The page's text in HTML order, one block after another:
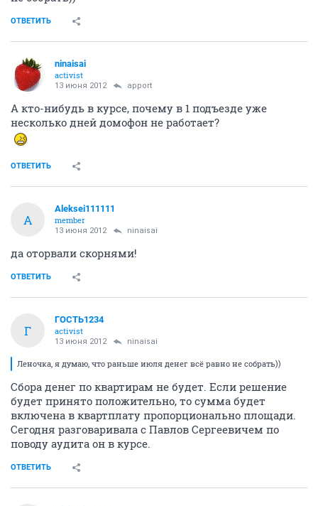
ОТВЕТИТЬ
ninaisai
activist
13 июня 2012 apport
А кто-нибудь в курсе, почему в 1 подъезде уже
несколько дней домофон не работает?
ОТВЕТИТЬ
A
Aleksei111111
member
13 июня 2012 ninaisai
да оторвали скорнями!
ОТВЕТИТЬ
Г
ГОСТЬ1234
activist
13 июня 2012 ninaisai
Леночка, я думаю, что раньше июля денег всё равно не собрать))
Сбора денег по квартирам не будет. Если решение
будет принято положительно, то сумма будет
включена в квартплату пропорционально площади.
Сегодня разговаривала с Павлов Сергеевичем по
поводу аудита он в курсе.
ОТВЕТИТЬ